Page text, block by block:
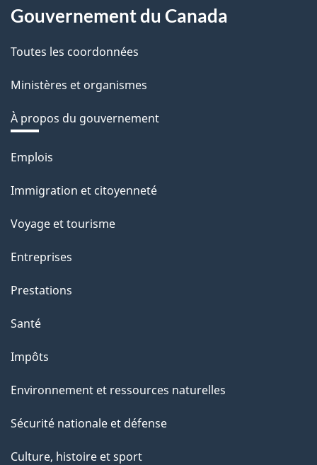
Gouvernement du Canada
Toutes les coordonnées
Ministères et organismes
À propos du gouvernement
Thèmes
sujets
Emplois
Immigration et citoyenneté
Voyage et tourisme
Entreprises
Prestations
Santé
Impôts
Environnement et ressources naturelles
Sécurité nationale et défense
Culture, histoire et sport